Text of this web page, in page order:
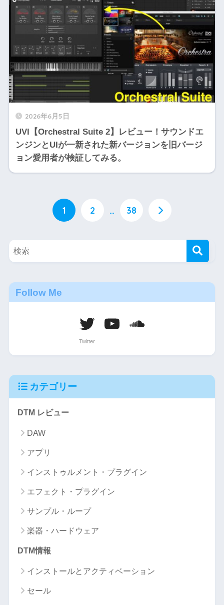
2026年6月5日
UVI【Orchestral Suite 2】レビュー！サウンドエ
ンジンとUIが一新された新バージョンを旧バージ
ョン愛用者が検証してみる。
1 2 … 38
Follow Me
カテゴリー
DTM レビュー
DAW
アプリ
インストゥルメント・プラグイン
エフェクト・プラグイン
サンプル・ループ
楽器・ハードウェア
DTM情報
インストールとアクティベーション
セール